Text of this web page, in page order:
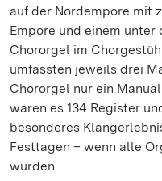
auf der Nordempore mit
Empore und einem unter
Chororgel im
umfassten jeweils drei
Chororgel nur ein
waren es 134 Register
besonderes
Festtagen – wenn alle
wurden.